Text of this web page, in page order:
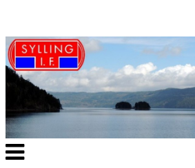
Veksle
navigasjon